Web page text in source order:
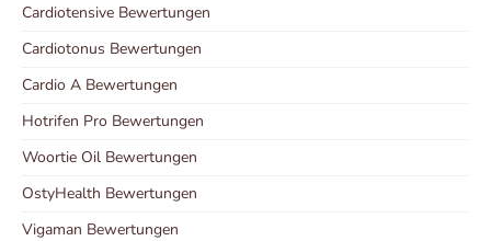
Cardiotensive Bewertungen
Cardiotonus Bewertungen
Cardio A Bewertungen
Hotrifen Pro Bewertungen
Woortie Oil Bewertungen
OstyHealth Bewertungen
Vigaman Bewertungen